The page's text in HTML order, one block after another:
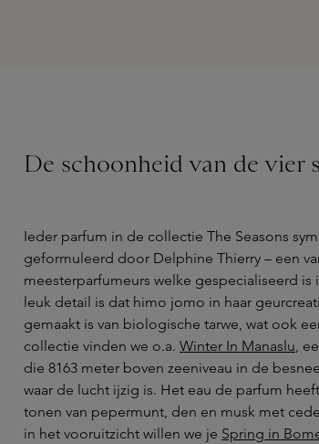
195,00 € (40% RÉDUCTION)
De schoonheid van de vier
Ieder parfum in de collectie The Seasons
geformuleerd door Delphine Thierry – een
meesterparfumeurs welke gespecialiseerd is
leuk detail is dat himo jomo in haar
gemaakt is van biologische tarwe, wat ook
collectie vinden we o.a. Winter In Manaslu,
die 8163 meter boven zeeniveau in de
waar de lucht ijzig is. Het eau de parfum
tonen van pepermunt, den en musk met
in het vooruitzicht willen we je Spring in